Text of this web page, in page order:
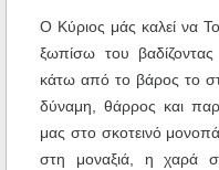
Ο Κύριος μάς καλεί να
ξωπίσω του
κάτω από το βάρος το
δύναμη, θάρρος και
μας στο σκοτεινό
στη μοναξιά, η χαρά